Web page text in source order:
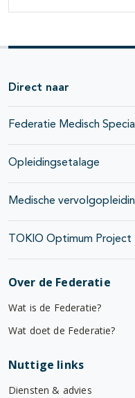
Direct naar
Federatie Medisch
Opleidingsetalage
Medische
TOKIO Optimum Project
Over de Federatie
Wat is de Federatie?
Wat doet de Federatie?
Nuttige links
Diensten & advies